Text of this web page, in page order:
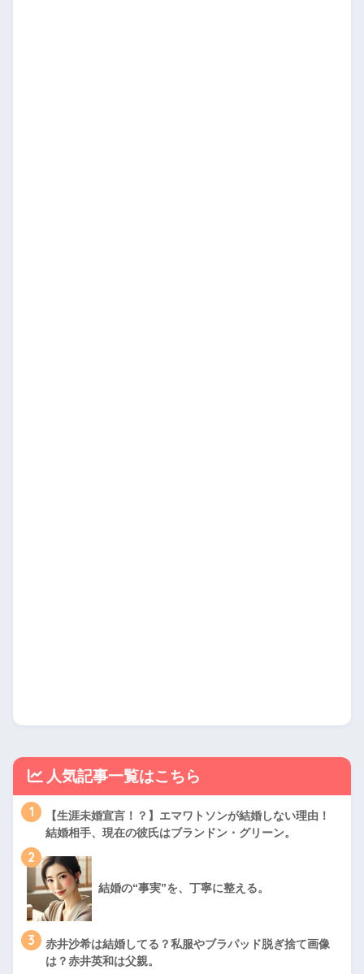
人気記事一覧はこちら
1
【生涯未婚宣言！？】エマワトソンが結婚しない理由！
結婚相手、現在の彼氏はブランドン・グリーン。
2
結婚の“事実”を、丁寧に整える。
3
赤井沙希は結婚してる？私服やブラパッド脱ぎ捨て画像
は？赤井英和は父親。